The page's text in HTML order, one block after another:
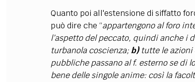
Quanto poi all'estensione di siffatto
può dire che “appartengono al foro
l’aspetto del peccato, quindi anche i
turbanola coscienza;b)tutte le azioni
pubbliche passano al f. esterno se di
bene delle singole anime: così la